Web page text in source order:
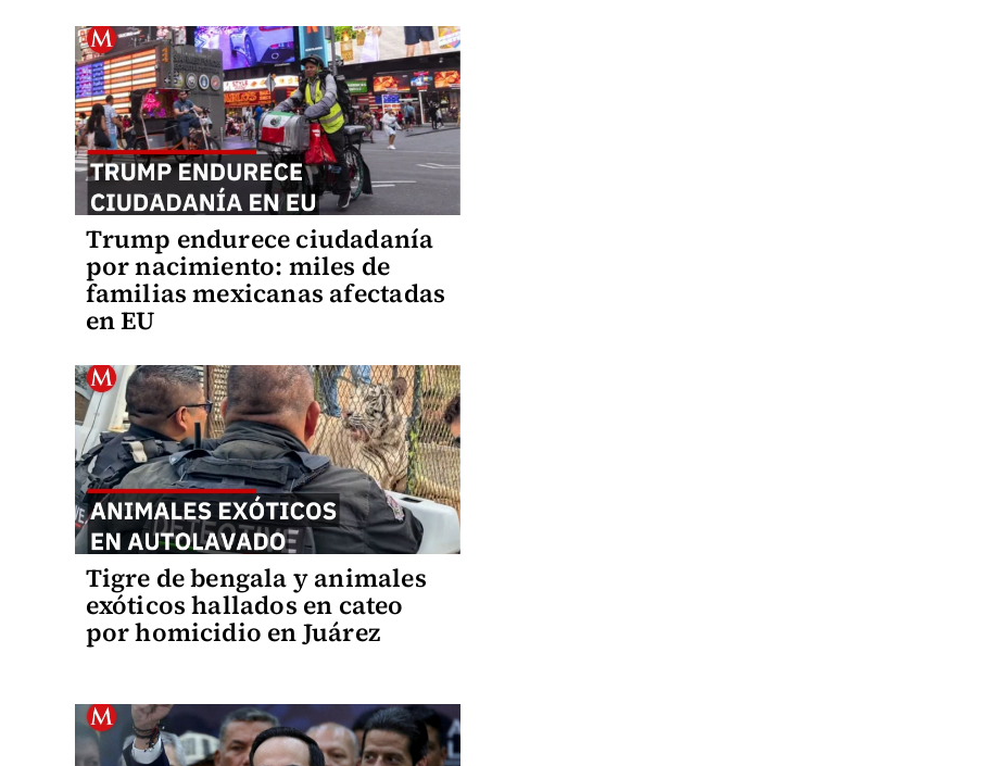
Trump endurece ciudadanía
por nacimiento: miles de
familias mexicanas afectadas
en EU
Tigre de bengala y animales
exóticos hallados en cateo
por homicidio en Juárez